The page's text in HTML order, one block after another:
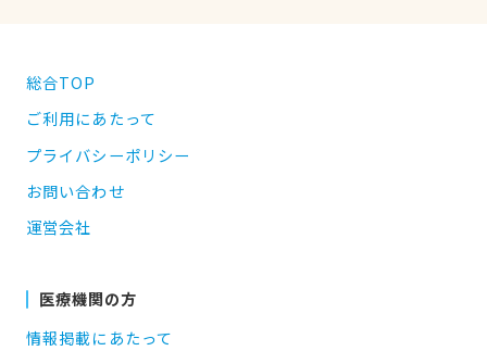
総合TOP
ご利用にあたって
プライバシーポリシー
お問い合わせ
運営会社
医療機関の方
情報掲載にあたって